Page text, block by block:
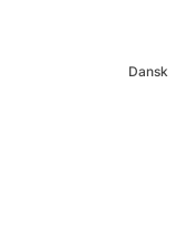
Dansk